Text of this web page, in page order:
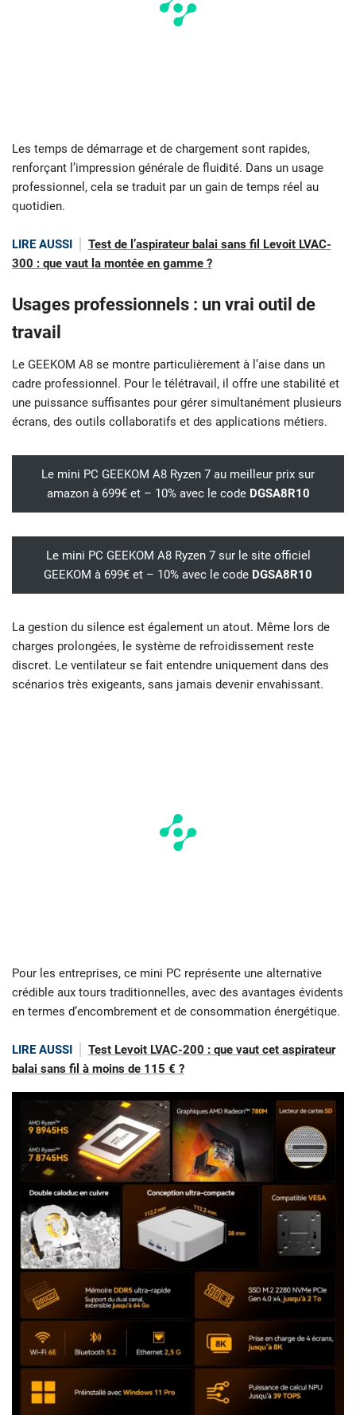
Les temps de démarrage et de chargement sont rapides,
renforçant l’impression générale de fluidité. Dans un usage
professionnel, cela se traduit par un gain de temps réel au
quotidien.
LIRE AUSSI
Test de l’aspirateur balai sans fil Levoit LVAC-
300 : que vaut la montée en gamme ?
Usages professionnels : un vrai outil de
travail
Le GEEKOM A8 se montre particulièrement à l’aise dans un
cadre professionnel. Pour le télétravail, il offre une stabilité et
une puissance suffisantes pour gérer simultanément plusieurs
écrans, des outils collaboratifs et des applications métiers.
Le mini PC GEEKOM A8 Ryzen 7 au meilleur prix sur
amazon à 699€ et – 10% avec le code DGSA8R10
Le mini PC GEEKOM A8 Ryzen 7 sur le site officiel
GEEKOM à 699€ et – 10% avec le code DGSA8R10
La gestion du silence est également un atout. Même lors de
charges prolongées, le système de refroidissement reste
discret. Le ventilateur se fait entendre uniquement dans des
scénarios très exigeants, sans jamais devenir envahissant.
Pour les entreprises, ce mini PC représente une alternative
crédible aux tours traditionnelles, avec des avantages évidents
en termes d’encombrement et de consommation énergétique.
LIRE AUSSI
Test Levoit LVAC-200 : que vaut cet aspirateur
balai sans fil à moins de 115 € ?